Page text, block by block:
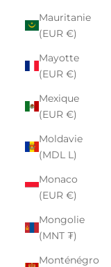
Mauritanie
(EUR €)
Mayotte
(EUR €)
Mexique
(EUR €)
Moldavie
(MDL L)
Monaco
(EUR €)
Mongolie
(MNT ₮)
Monténégro